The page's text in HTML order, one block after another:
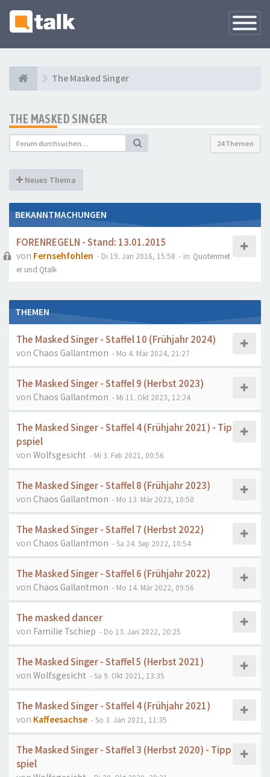
The Masked Singer
THE MASKED SINGER
24 Themen
Neues Thema
BEKANNTMACHUNGEN
FORENREGELN - Stand: 13.01.2015
von Fernsehfohlen - Di 19. Jan 2016, 15:58 - in: Quotenmet
er und Qtalk
THEMEN
The Masked Singer - Staffel 10 (Frühjahr 2024)
von Chaos Gallantmon - Mo 4. Mär 2024, 21:27
The Masked Singer - Staffel 9 (Herbst 2023)
von Chaos Gallantmon - Mi 11. Okt 2023, 12:24
The Masked Singer - Staffel 4 (Frühjahr 2021) - Tip
pspiel
von Wolfsgesicht - Mi 3. Feb 2021, 00:56
The Masked Singer - Staffel 8 (Frühjahr 2023)
von Chaos Gallantmon - Mo 13. Mär 2023, 10:50
The Masked Singer - Staffel 7 (Herbst 2022)
von Chaos Gallantmon - Sa 24. Sep 2022, 10:54
The Masked Singer - Staffel 6 (Frühjahr 2022)
von Chaos Gallantmon - Mo 14. Mär 2022, 09:56
The masked dancer
von Familie Tschiep - Do 13. Jan 2022, 20:25
The Masked Singer - Staffel 5 (Herbst 2021)
von Wolfsgesicht - Sa 9. Okt 2021, 13:35
The Masked Singer - Staffel 4 (Frühjahr 2021)
von Kaffeesachse - So 3. Jan 2021, 11:35
The Masked Singer - Staffel 3 (Herbst 2020) - Tipp
spiel